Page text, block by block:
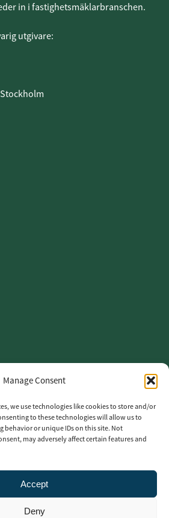
Manage Consent
we use technologies like cookies to store and/or
to these technologies will allow us to
behavior or unique IDs on this site. Not
may adversely affect certain features and
Accept
Deny
in i fastighetsmäklarbranschen.
utgivare: